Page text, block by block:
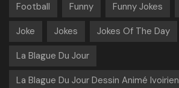
Football Funny Funny Jokes
Joke Jokes Jokes Of The Day
La Blague Du Jour
La Blague Du Jour Dessin Animé Ivoirien